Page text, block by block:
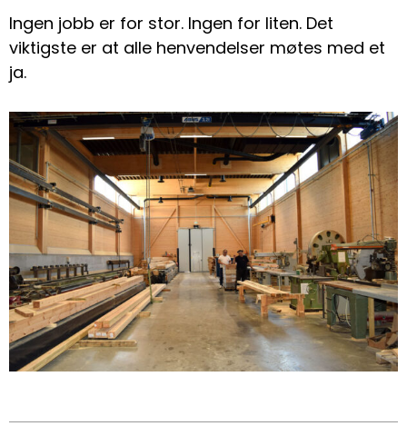
Ingen jobb er for stor. Ingen for liten. Det
viktigste er at alle henvendelser møtes med et
ja.